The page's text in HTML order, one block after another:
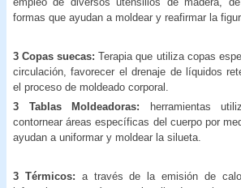
formas que ayudan a moldear y reafirmar la
3 Copas suecas:Terapia que utiliza copas
circulación, favorecer el drenaje de líquidos
el proceso de moldeado corporal.
3 Tablas Moldeadoras:
herramientas
contornear áreas específicas del cuerpo por
ayudan a uniformar y moldear la silueta.
3 Térmicos: a través de la emisión de